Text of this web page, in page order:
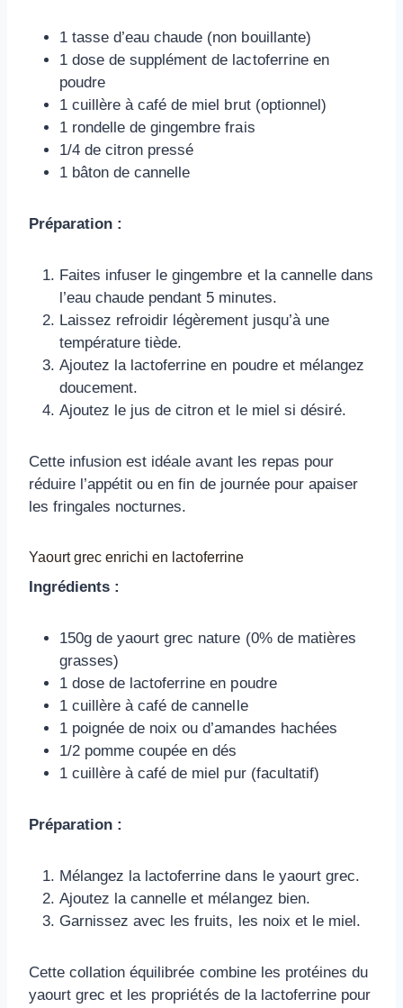
1 tasse d’eau chaude (non bouillante)
1 dose de supplément de lactoferrine en
poudre
1 cuillère à café de miel brut (optionnel)
1 rondelle de gingembre frais
1/4 de citron pressé
1 bâton de cannelle
Préparation :
Faites infuser le gingembre et la cannelle dans
l’eau chaude pendant 5 minutes.
Laissez refroidir légèrement jusqu’à une
température tiède.
Ajoutez la lactoferrine en poudre et mélangez
doucement.
Ajoutez le jus de citron et le miel si désiré.
Cette infusion est idéale avant les repas pour
réduire l’appétit ou en fin de journée pour apaiser
les fringales nocturnes.
Yaourt grec enrichi en lactoferrine
Ingrédients :
150g de yaourt grec nature (0% de matières
grasses)
1 dose de lactoferrine en poudre
1 cuillère à café de cannelle
1 poignée de noix ou d’amandes hachées
1/2 pomme coupée en dés
1 cuillère à café de miel pur (facultatif)
Préparation :
Mélangez la lactoferrine dans le yaourt grec.
Ajoutez la cannelle et mélangez bien.
Garnissez avec les fruits, les noix et le miel.
Cette collation équilibrée combine les protéines du
yaourt grec et les propriétés de la lactoferrine pour